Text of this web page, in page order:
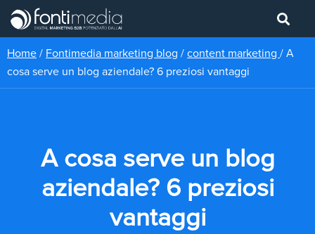
Home / Fontimedia marketing blog / content marketing / A
cosa serve un blog aziendale? 6 preziosi vantaggi
A cosa serve un blog
aziendale? 6 preziosi
vantaggi